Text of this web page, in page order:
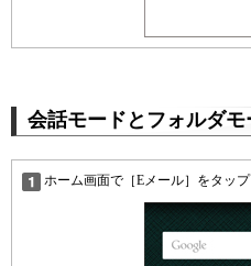
会話モードとフォルダモ
ホーム画面で［Eメール］をタップ